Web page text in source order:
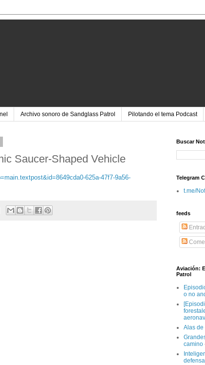
Archivo sonoro de Sandglass Patrol Pilotando el tema Podcast
Saucer-Shaped Vehicle
625a-47f7-9a56-
Buscar
Telegram
t.me/
feeds
Aviación:
Patrol
o no
Alas de
camino
defensa